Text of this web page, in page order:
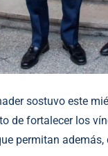
sostuvo este
de fortalecer los
permitan